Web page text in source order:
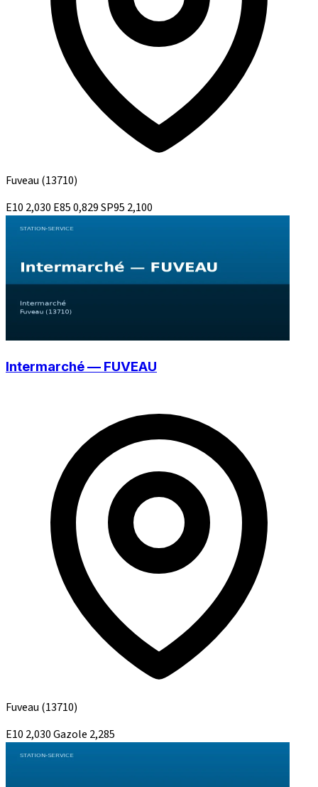
Fuveau (13710)
E10 2,030 E850,829SP95 2,100
Intermarché — FUVEAU
Fuveau (13710)
E10 2,030Gazole 2,285